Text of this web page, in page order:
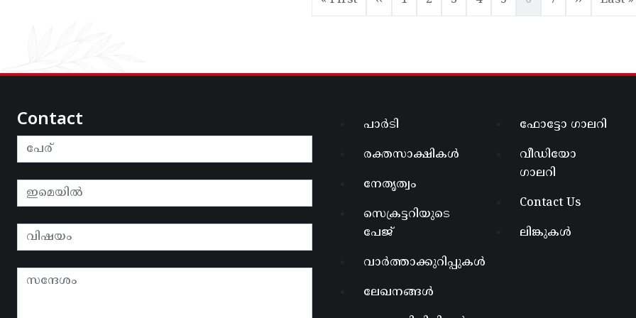
Contact പാർടി
രക്തസാക്ഷികൾ
നേതൃത്വം
സെക്രട്ടറിയുടെ
പേജ്
വാർത്താക്കുറിപ്പുകൾ
ലേഖനങ്ങൾ
ഫോട്ടോ ഗാലറി
വീഡിയോ
ഗാലറി
Contact Us
ലിങ്കുകൾ